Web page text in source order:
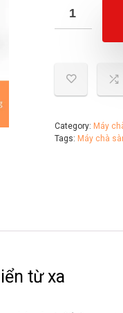
Category: Máy
Tags: Máy chà
từ xa